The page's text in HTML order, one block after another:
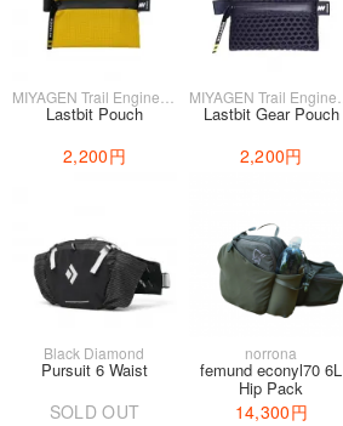
Lastbit Pouch
2,200円
Lastbit Gear Pouch
2,200円
Black Diamond
Pursuit 6 Waist
SOLD OUT
norrona
femund econyl70 6L
Hip Pack
14,300円